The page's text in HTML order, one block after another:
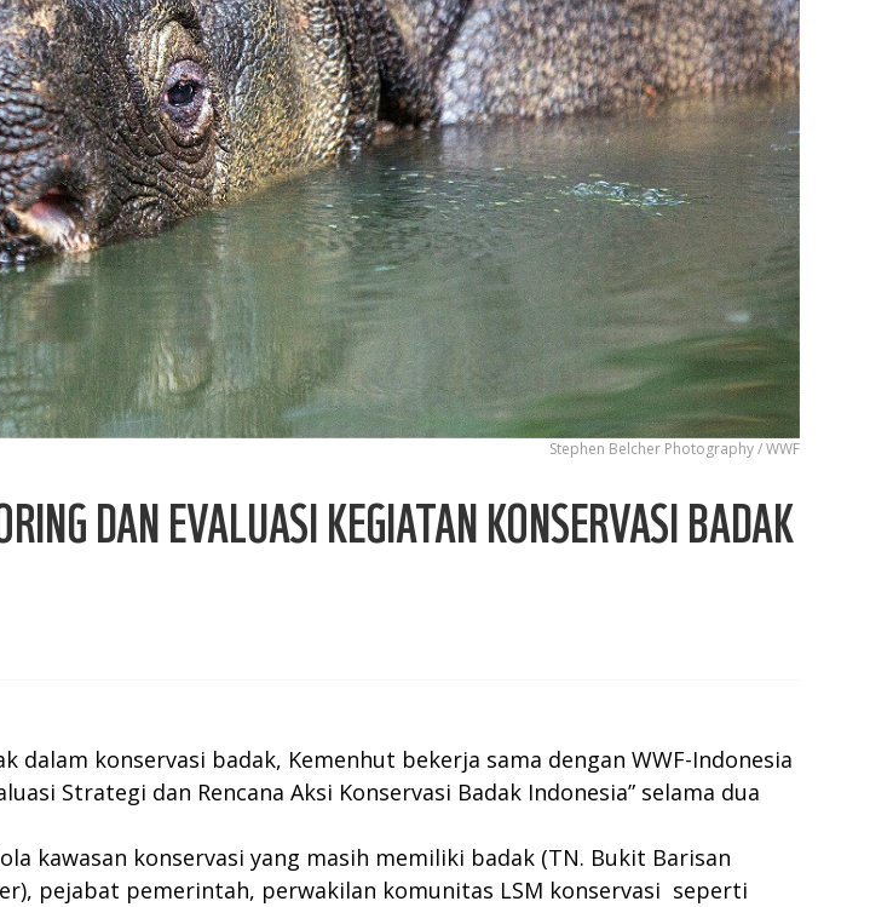
Stephen ​Belcher Photography / WWF
DAN EVALUASI KEGIATAN KONSERVASI BADAK
dalam konservasi badak, Kemenhut bekerja sama dengan WWF-Indonesia
Strategi dan Rencana Aksi Konservasi Badak Indonesia” selama dua
kawasan konservasi yang masih memiliki badak (TN. Bukit Barisan
pejabat pemerintah, perwakilan komunitas LSM konservasi seperti